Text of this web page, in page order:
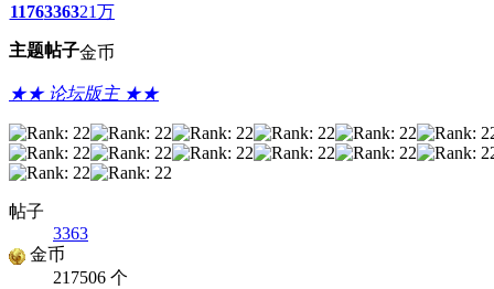
1176
主题
3363
帖子
21万
金币
★★ 论坛版主 ★★
帖子
3363
金币
217506 个